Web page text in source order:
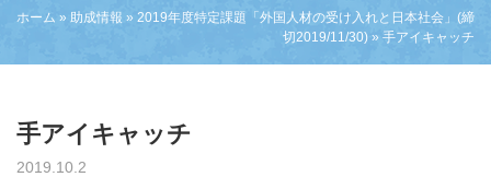
ホーム » 助成情報 » 2019年度特定課題「外国人材の受け入れと日本社会」(締
切2019/11/30) » 手アイキャッチ
手アイキャッチ
2019.10.2